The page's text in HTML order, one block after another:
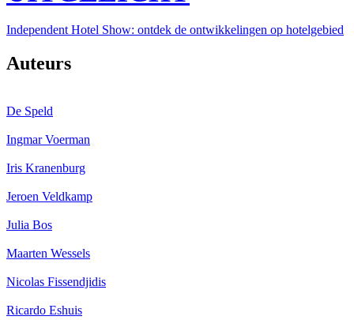
Independent Hotel Show: ontdek de ontwikkelingen op hotelgebied
Auteurs
De Speld
Ingmar Voerman
Iris Kranenburg
Jeroen Veldkamp
Julia Bos
Maarten Wessels
Nicolas Fissendjidis
Ricardo Eshuis